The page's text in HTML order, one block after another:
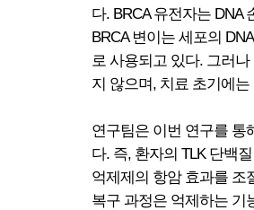
다. BRCA 유전자는
BRCA 변이는 세포의
로 사용되고 있다. 그러
지 않으며, 치료 초기에
연구팀은 이번 연구를 통
다. 즉, 환자의 TLK 단백
억제제의 항암 효과를 조
복구 과정은 억제하는 기